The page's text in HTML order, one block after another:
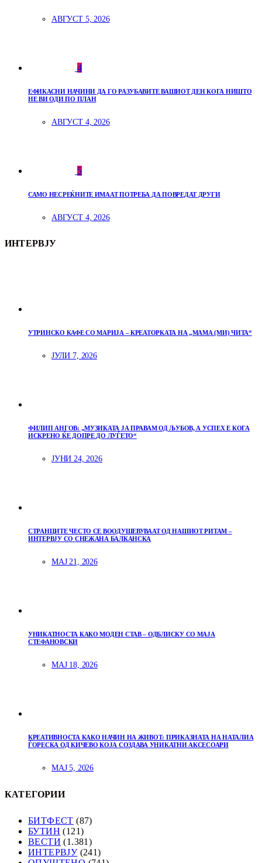
АВГУСТ 5, 2026
4
ЕФИКАСНИ НАЧИНИ ДА ГО РАЗУБАВИТЕ ВАШИОТ ДЕН КОГА НИШТО
НЕ ВИ ОДИ ПО ПЛАН
АВГУСТ 4, 2026
5
САМО НЕСРЕЌНИТЕ ИМААТ ПОТРЕБА ДА ПОВРЕДАТ ДРУГИ
АВГУСТ 4, 2026
ИНТЕРВЈУ
УТРИНСКО КАФЕ СО МАРИЈА – КРЕАТОРКАТА НА „МАМА (МИ) ЧИТА“
ЈУЛИ 7, 2026
ФИЛИП АНГОВ: „МУЗИКАТА ЈА ПРАВАМ ОД ЉУБОВ, А УСПЕХ Е КОГА
ИСКРЕНО ЌЕ ДОПРЕ ДО ЛУЃЕТО“
ЈУНИ 24, 2026
СТРАНЦИТЕ ЧЕСТО СЕ ВООДУШЕВУВААТ ОД НАШИОТ РИТАМ –
ИНТЕРВЈУ СО СНЕЖАНА БАЛКАНСКА
МАЈ 21, 2026
УНИКАТНОСТА КАКО МОДЕН СТАВ – ОДБЛИСКУ СО МАЈА
СТЕФАНОВСКИ
МАЈ 18, 2026
КРЕАТИВНОСТА КАКО НАЧИН НА ЖИВОТ: ПРИКАЗНАТА НА НАТАЛИА
ЃОРЕСКА ОД КИЧЕВО КОЈА СОЗДАВА УНИКАТНИ АКСЕСОАРИ
МАЈ 5, 2026
КАТЕГОРИИ
БИТФЕСТ (87)
БУТИН (121)
ВЕСТИ (1.381)
ИНТЕРВЈУ(241)